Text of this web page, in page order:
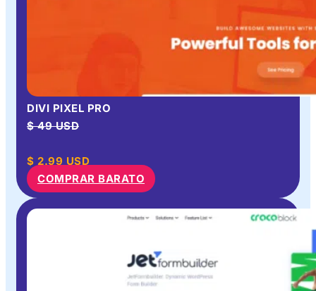
DIVI PIXEL PRO
$ 49 USD
$ 2.99 USD
COMPRAR BARATO